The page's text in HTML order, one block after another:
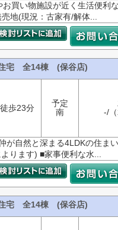
買い物施設が近く生活便利
地(現況：古家有/解体...
宅 全14棟 (保谷店)
徒歩23分
予定
南
-/（
が自然と深まる4LDKの住ま
ります) ■家事便利な水...
宅 全14棟 (保谷店)